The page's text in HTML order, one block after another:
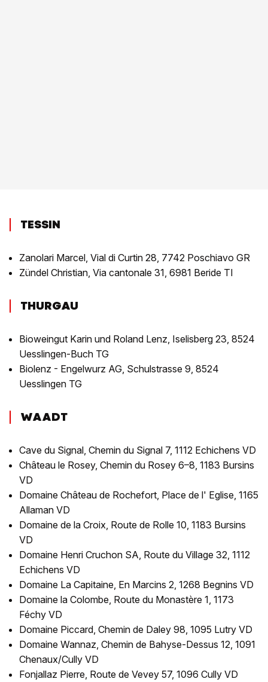
TESSIN
Zanolari Marcel, Vial di Curtin 28, 7742 Poschiavo GR
Zündel Christian, Via cantonale 31, 6981 Beride TI
THURGAU
Bioweingut Karin und Roland Lenz, Iselisberg 23, 8524
Uesslingen-Buch TG
Biolenz - Engelwurz AG, Schulstrasse 9, 8524
Uesslingen TG
WAADT
Cave du Signal, Chemin du Signal 7, 1112 Echichens VD
Château le Rosey, Chemin du Rosey 6–8, 1183 Bursins
VD
Domaine Château de Rochefort, Place de l' Eglise, 1165
Allaman VD
Domaine de la Croix, Route de Rolle 10, 1183 Bursins
VD
Domaine Henri Cruchon SA, Route du Village 32, 1112
Echichens VD
Domaine La Capitaine, En Marcins 2, 1268 Begnins VD
Domaine la Colombe, Route du Monastère 1, 1173
Féchy VD
Domaine Piccard, Chemin de Daley 98, 1095 Lutry VD
Domaine Wannaz, Chemin de Bahyse-Dessus 12, 1091
Chenaux/Cully VD
Fonjallaz Pierre, Route de Vevey 57, 1096 Cully VD